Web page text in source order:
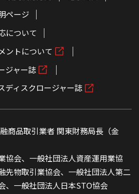
ページ
について
ントについて
ジャー誌
ディスクロージャー誌
商品取引業者 関東財務局長（金
協会、一般社団法人資産運用業協
先物取引業協会、一般社団法人第二
、一般社団法人日本STO協会